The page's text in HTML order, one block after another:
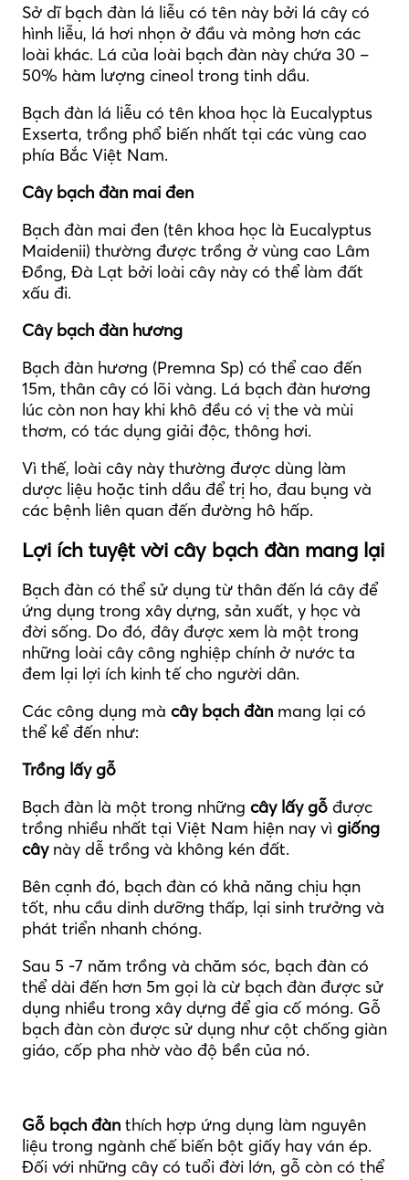
Sở dĩ bạch đàn lá liễu có tên này bởi lá cây có
hình liễu, lá hơi nhọn ở đầu và mỏng hơn các
loài khác. Lá của loài bạch đàn này chứa 30 –
50% hàm lượng cineol trong tinh dầu.
Bạch đàn lá liễu có tên khoa học là Eucalyptus
Exserta, trồng phổ biến nhất tại các vùng cao
phía Bắc Việt Nam.
Cây bạch đàn mai đen
Bạch đàn mai đen (tên khoa học là Eucalyptus
Maidenii) thường được trồng ở vùng cao Lâm
Đồng, Đà Lạt bởi loài cây này có thể làm đất
xấu đi.
Cây bạch đàn hương
Bạch đàn hương (Premna Sp) có thể cao đến
15m, thân cây có lõi vàng. Lá bạch đàn hương
lúc còn non hay khi khô đều có vị the và mùi
thơm, có tác dụng giải độc, thông hơi.
Vì thế, loài cây này thường được dùng làm
dược liệu hoặc tinh dầu để trị ho, đau bụng và
các bệnh liên quan đến đường hô hấp.
Lợi ích tuyệt vời cây bạch đàn mang lại
Bạch đàn có thể sử dụng từ thân đến lá cây để
ứng dụng trong xây dựng, sản xuất, y học và
đời sống. Do đó, đây được xem là một trong
những loài cây công nghiệp chính ở nước ta
đem lại lợi ích kinh tế cho người dân.
Các công dụng mà cây bạch đàn mang lại có
thể kể đến như:
Trồng lấy gỗ
Bạch đàn là một trong những cây lấy gỗ được
trồng nhiều nhất tại Việt Nam hiện nay vì giống
câynày dễ trồng và không kén đất.
Bên cạnh đó, bạch đàn có khả năng chịu hạn
tốt, nhu cầu dinh dưỡng thấp, lại sinh trưởng và
phát triển nhanh chóng.
Sau 5 -7 năm trồng và chăm sóc, bạch đàn có
thể dài đến hơn 5m gọi là cừ bạch đàn được sử
dụng nhiều trong xây dựng để gia cố móng. Gỗ
bạch đàn còn được sử dụng như cột chống giàn
giáo, cốp pha nhờ vào độ bền của nó.
Gỗ bạch đàn thích hợp ứng dụng làm nguyên
liệu trong ngành chế biến bột giấy hay ván ép.
Đối với những cây có tuổi đời lớn, gỗ còn có thể